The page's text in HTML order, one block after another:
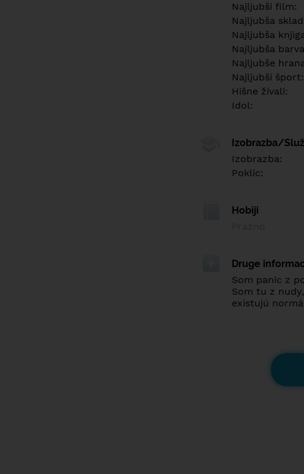
Najljubši film:
Najljubša
Najljubša
Najljubša
Najljubše
Najljubši šport:
Hišne živali:
Idol:
Izobrazba/
Izobrazba:
Poklic:
Hobiji
Druge
Som panic z
Som tu z
existujú